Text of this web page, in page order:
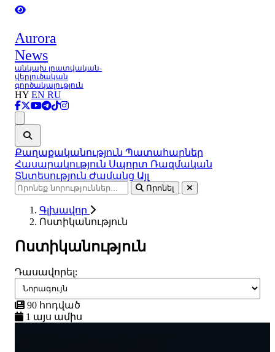
Aurora
News
անկախ լրատվական-
վերլուծական
գործակալություն
HY EN RU
Քաղաքականություն Պատահարներ
Հասարակություն Սպորտ Ռազմական
Տնտեսություն Ժամանց Այլ
Որոնել
Գլխավոր
Ոստիկանություն
Ոստիկանություն
Դասավորել:
90 հոդված
1 այս ամիս